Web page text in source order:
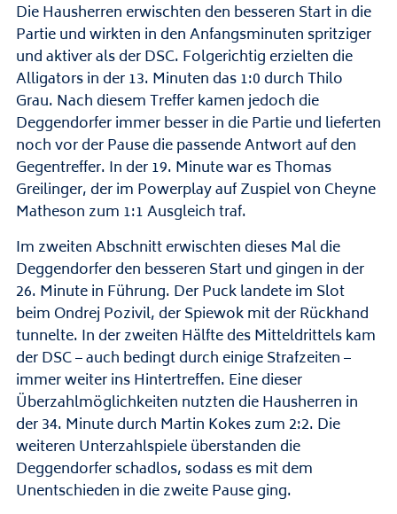
Die Hausherren erwischten den besseren Start in die
Partie und wirkten in den Anfangsminuten spritziger
und aktiver als der DSC. Folgerichtig erzielten die
Alligators in der 13. Minuten das 1:0 durch Thilo
Grau. Nach diesem Treffer kamen jedoch die
Deggendorfer immer besser in die Partie und lieferten
noch vor der Pause die passende Antwort auf den
Gegentreffer. In der 19. Minute war es Thomas
Greilinger, der im Powerplay auf Zuspiel von Cheyne
Matheson zum 1:1 Ausgleich traf.
Im zweiten Abschnitt erwischten dieses Mal die
Deggendorfer den besseren Start und gingen in der
26. Minute in Führung. Der Puck landete im Slot
beim Ondrej Pozivil, der Spiewok mit der Rückhand
tunnelte. In der zweiten Hälfte des Mitteldrittels kam
der DSC – auch bedingt durch einige Strafzeiten –
immer weiter ins Hintertreffen. Eine dieser
Überzahlmöglichkeiten nutzten die Hausherren in
der 34. Minute durch Martin Kokes zum 2:2. Die
weiteren Unterzahlspiele überstanden die
Deggendorfer schadlos, sodass es mit dem
Unentschieden in die zweite Pause ging.